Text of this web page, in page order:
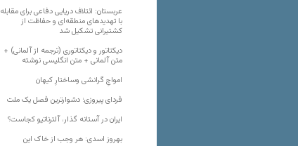
عربستان: ائتلاف دریایی دفاعی برای مقابله
با تهدیدهای منطقه‌ای و حفاظت از
کشتیرانی تشکیل شد
دیکتاتور و دیکتاتوری (ترجمه از آلمانی) +
متن آلمانی + متن انگلیسی نوشته
‌امواجِ گرانشی وساختارِ کیهان
فردای پیروزی؛ دشوارترین فصل یک ملت
ایران در آستانه گذار، آلترناتیو کجاست؟
بهروز اسدی: هر وجب از خاک‌ این